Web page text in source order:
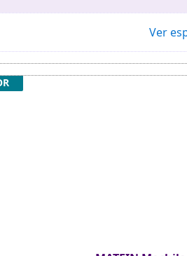
llevarla en la mano. Está fabricada
CAPACIDAD: Su capacidad de 30L
todo en orden gracias a sus 11
y espacio para mochilas
ERGONÓMICO Y MAYOR
que ayudan a repartir el peso de
en condiciones de poca luz,
INTERIOR BIEN PENSADO:
objetos pequeños. mochilas
COMO REGALO PARA LA VUELTA
inicio de curso, cumpleaños, Navidad
el uso diario en la escuela, el
Ver